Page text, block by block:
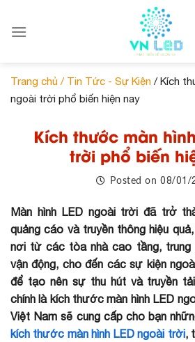
Trang chủ / Tin Tức - Sự Kiện / Kích
ngoài trời phổ biến hiện nay
Kích thước màn
trời phổ biến
Posted on08/01/
Màn hình LED ngoài trời đã trở
quảng cáo và truyền thông hiệu
nơi từ các tòa nhà cao tầng, trung
vận động, cho đến các sự kiện
để tạo nên sự thu hút và truyền
chính là kích thước màn hình LED
Việt Nam sẽ cung cấp cho bạn
kích thước màn hình LED ngoài trời,